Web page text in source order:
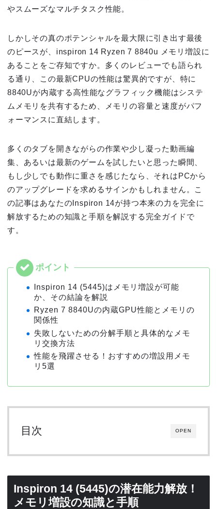
やスムーズなマルチタスク性能。
しかしその真のポテンシャルを最大限に引き出す最後
のピースが、inspiron 14 Ryzen 7 8840u メモリ増設に
あることをご存知ですか。多くのレビューでも語られ
る通り、この最新CPUの性能は驚異的ですが、特に
8840Uが内蔵する高性能なグラフィック機能はシステ
ムメモリを共有するため、メモリの容量と速度がパフ
ォーマンスに直結します。
多くのタブを開きながらの作業や少し凝った動画編
集、あるいは最新のゲームを試したいと思った瞬間、
もし少しでも動作に重さを感じたなら、それはPCから
のアップグレードを求めるサインかもしれません。こ
の記事はあなたのInspiron 14が持つ本来の力を完全に
解放するための知識と手順を解説する完全ガイドで
す。
Inspiron 14 (5445)はメモリ増設が可能
か、その結論を解説
Ryzen 7 8840Uの内蔵GPU性能とメモリの
関係性
失敗しないための分解手順と具体的なメモ
リ交換方法
性能を飛躍させる！おすすめの増設用メモ
リ5選
OPEN
目次
Inspiron 14 (5445)の潜在能力解放！
メモリ増設の知識と手順